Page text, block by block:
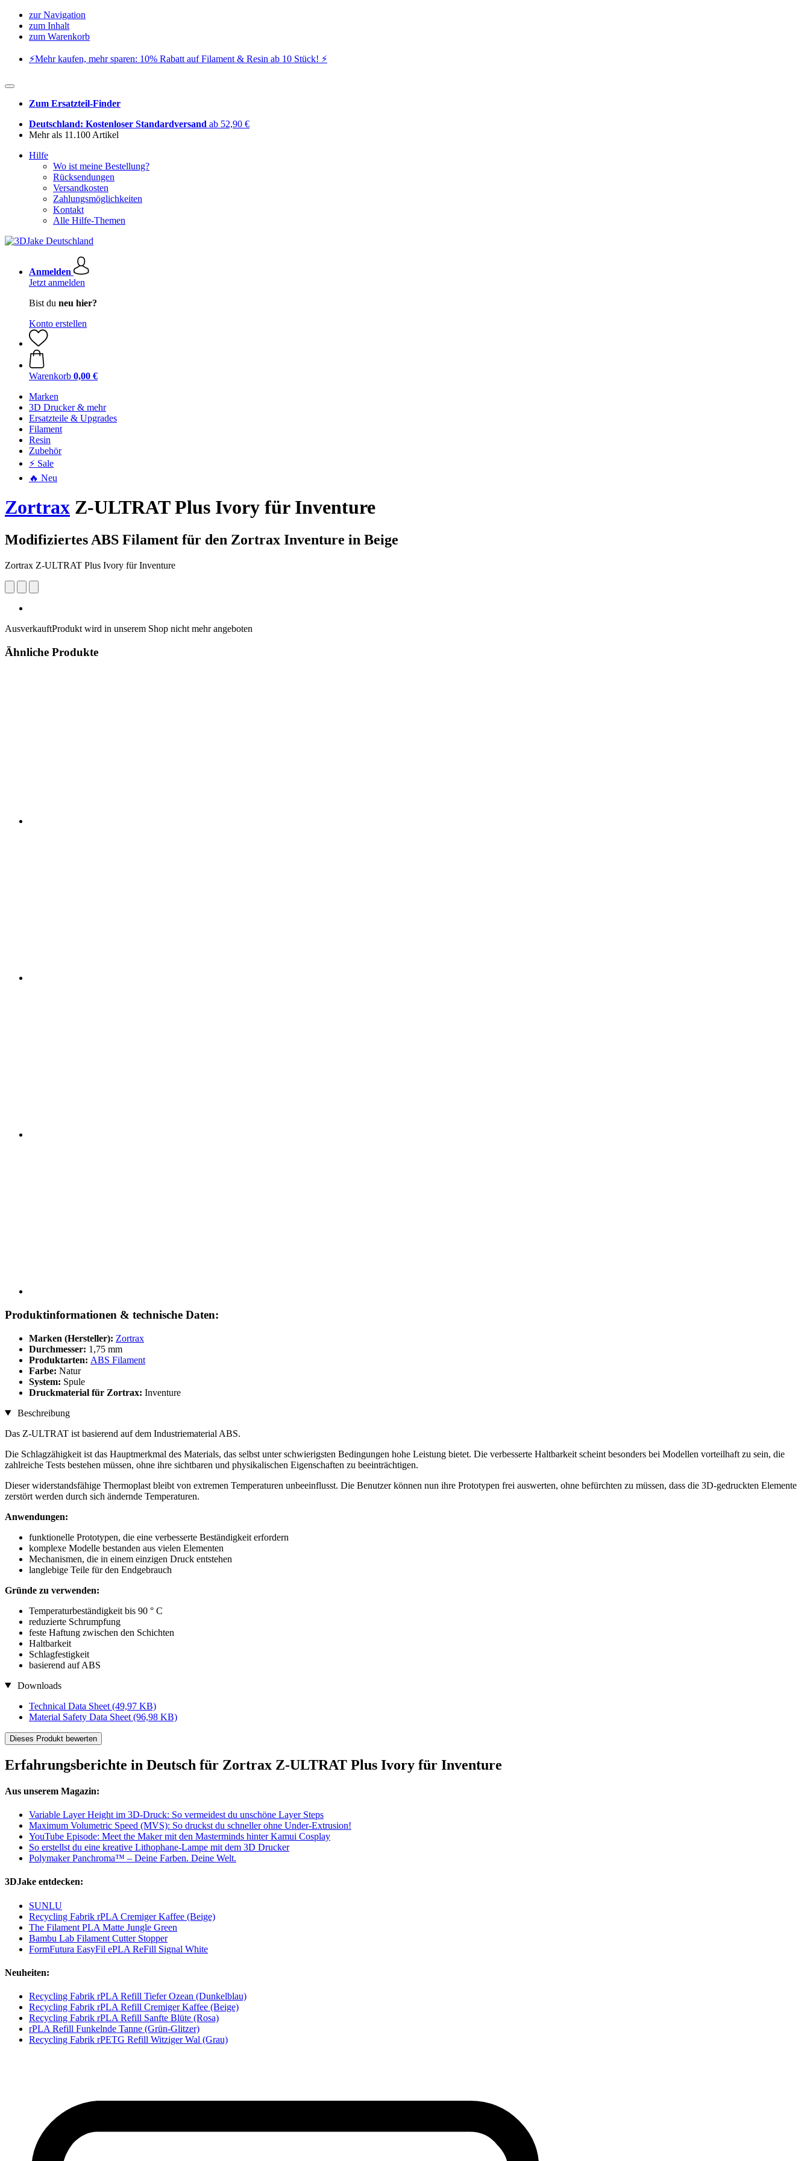
zur Navigation
zum Inhalt
zum Warenkorb
⚡️Mehr kaufen, mehr sparen: 10% Rabatt auf Filament & Resin ab 10 Stück! ⚡️
Zum Ersatzteil-Finder
Deutschland: Kostenloser Standardversand ab 52,90 €
Mehr als 11.100 Artikel
Hilfe
Wo ist meine Bestellung?
Rücksendungen
Versandkosten
Zahlungsmöglichkeiten
Kontakt
Alle Hilfe-Themen
Anmelden
Jetzt anmelden
Bist du neu hier?
Konto erstellen
Warenkorb 0,00 €
Marken
3D Drucker & mehr
Ersatzteile & Upgrades
Filament
Resin
Zubehör
⚡ Sale
🔥 Neu
Zortrax Z-ULTRAT Plus Ivory für Inventure
Modifiziertes ABS Filament für den Zortrax Inventure in Beige
Zortrax Z-ULTRAT Plus Ivory für Inventure
AusverkauftProdukt wird in unserem Shop nicht mehr angeboten
Ähnliche Produkte
Produktinformationen & technische Daten:
Marken (Hersteller): Zortrax
Durchmesser: 1,75 mm
Produktarten: ABS Filament
Farbe: Natur
System: Spule
Druckmaterial für Zortrax: Inventure
Beschreibung
Das Z-ULTRAT ist basierend auf dem Industriematerial ABS.
Die Schlagzähigkeit ist das Hauptmerkmal des Materials, das selbst unter schwierigsten Bedingungen hohe Leistung bietet. Die verbesserte Haltbarkeit scheint besonders bei Modellen vorteilhaft zu sein, die
zahlreiche Tests bestehen müssen, ohne ihre sichtbaren und physikalischen Eigenschaften zu beeinträchtigen.
Dieser widerstandsfähige Thermoplast bleibt von extremen Temperaturen unbeeinflusst. Die Benutzer können nun ihre Prototypen frei auswerten, ohne befürchten zu müssen, dass die 3D-gedruckten Elemente
zerstört werden durch sich ändernde Temperaturen.
Anwendungen:
funktionelle Prototypen, die eine verbesserte Beständigkeit erfordern
komplexe Modelle bestanden aus vielen Elementen
Mechanismen, die in einem einzigen Druck entstehen
langlebige Teile für den Endgebrauch
Gründe zu verwenden:
Temperaturbeständigkeit bis 90 ° C
reduzierte Schrumpfung
feste Haftung zwischen den Schichten
Haltbarkeit
Schlagfestigkeit
basierend auf ABS
Downloads
Technical Data Sheet (49,97 KB)
Material Safety Data Sheet (96,98 KB)
Dieses Produkt bewerten
Erfahrungsberichte in Deutsch für Zortrax Z-ULTRAT Plus Ivory für Inventure
Aus unserem Magazin:
Variable Layer Height im 3D-Druck: So vermeidest du unschöne Layer Steps
Maximum Volumetric Speed (MVS): So druckst du schneller ohne Under-Extrusion!
YouTube Episode: Meet the Maker mit den Masterminds hinter Kamui Cosplay
So erstellst du eine kreative Lithophane-Lampe mit dem 3D Drucker
Polymaker Panchroma™ – Deine Farben. Deine Welt.
3DJake entdecken:
SUNLU
Recycling Fabrik rPLA Cremiger Kaffee (Beige)
The Filament PLA Matte Jungle Green
Bambu Lab Filament Cutter Stopper
FormFutura EasyFil ePLA ReFill Signal White
Neuheiten:
Recycling Fabrik rPLA Refill Tiefer Ozean (Dunkelblau)
Recycling Fabrik rPLA Refill Cremiger Kaffee (Beige)
Recycling Fabrik rPLA Refill Sanfte Blüte (Rosa)
rPLA Refill Funkelnde Tanne (Grün-Glitzer)
Recycling Fabrik rPETG Refill Witziger Wal (Grau)